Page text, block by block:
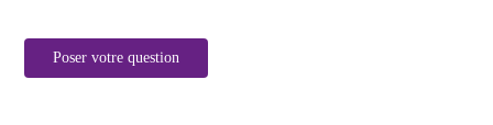
Poser votre question